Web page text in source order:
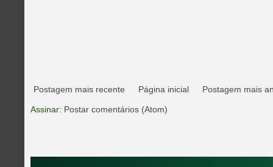
Postagem mais recente Postagem mais
Página inicial
Assinar: Postar comentários (Atom)